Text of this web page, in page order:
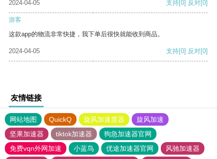
2024-04-05 支持[0] 反对[0]
游客
这款app的物流非常快捷，我下单后很快就能收到商品。
2024-04-05 支持[0] 反对[0]
友情链接
网站地图 QuickQ 旋风加速度器
旋风加速
坚果加速器
tiktok加速器
狗急加速器官网
免费vqn外网加速
小蓝鸟 优途加速器官网
风驰加速器